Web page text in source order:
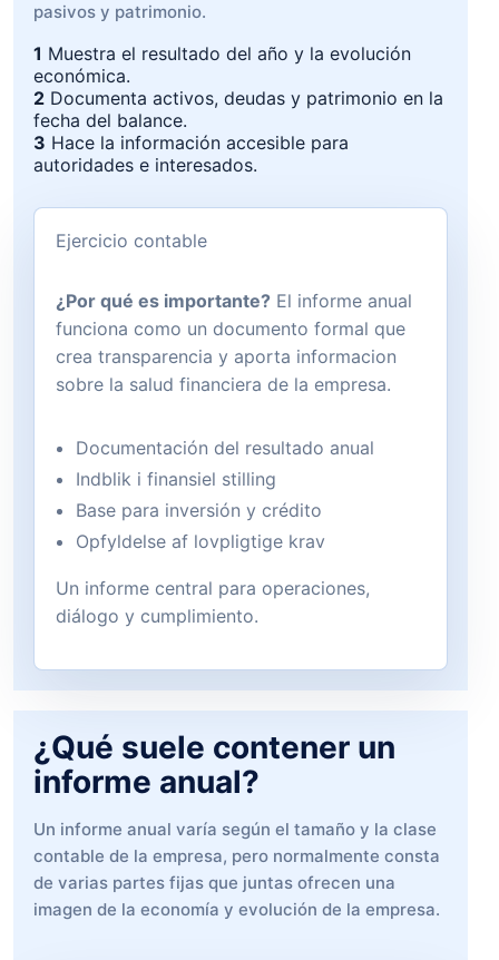
pasivos y patrimonio.
1 Muestra el resultado del año y la evolución
económica.
2 Documenta activos, deudas y patrimonio en la
fecha del balance.
3 Hace la información accesible para
autoridades e interesados.
Ejercicio contable
¿Por qué es importante? El informe anual
funciona como un documento formal que
crea transparencia y aporta informacion
sobre la salud financiera de la empresa.
Documentación del resultado anual
Indblik i finansiel stilling
Base para inversión y crédito
Opfyldelse af lovpligtige krav
Un informe central para operaciones,
diálogo y cumplimiento.
¿Qué suele contener un
informe anual?
Un informe anual varía según el tamaño y la clase
contable de la empresa, pero normalmente consta
de varias partes fijas que juntas ofrecen una
imagen de la economía y evolución de la empresa.